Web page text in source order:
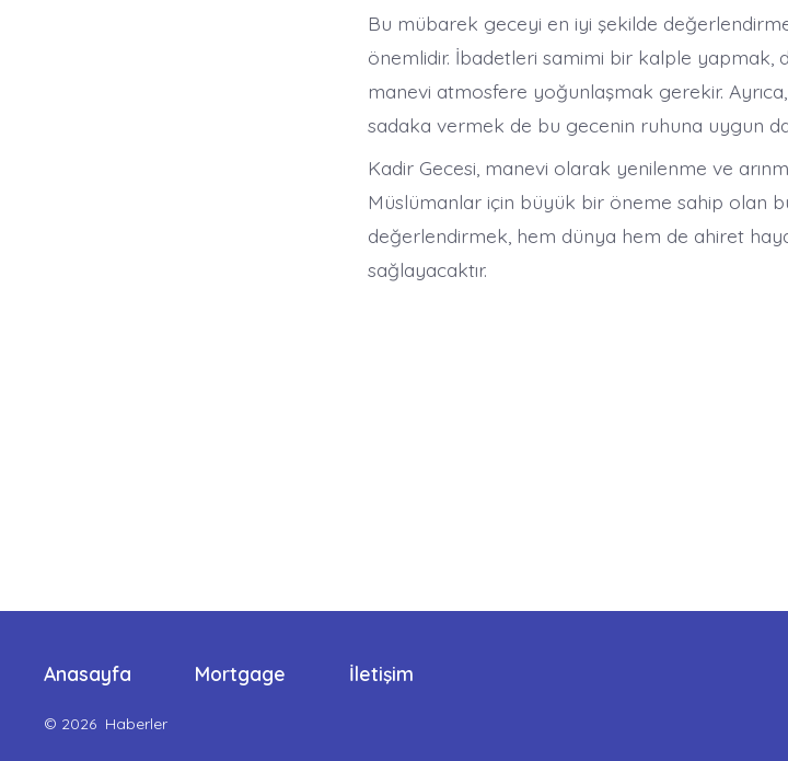
Bu mübarek geceyi en iyi şekilde
önemlidir. İbadetleri samimi bir kalple yapmak,
manevi atmosfere yoğunlaşmak gerekir.
sadaka vermek de bu gecenin ruhuna uygun
Kadir Gecesi, manevi olarak yenilenme ve
Müslümanlar için büyük bir öneme sahip olan
değerlendirmek, hem dünya hem de ahiret
sağlayacaktır.​
Anasayfa Mortgage İletişim
© 2026 Haberler